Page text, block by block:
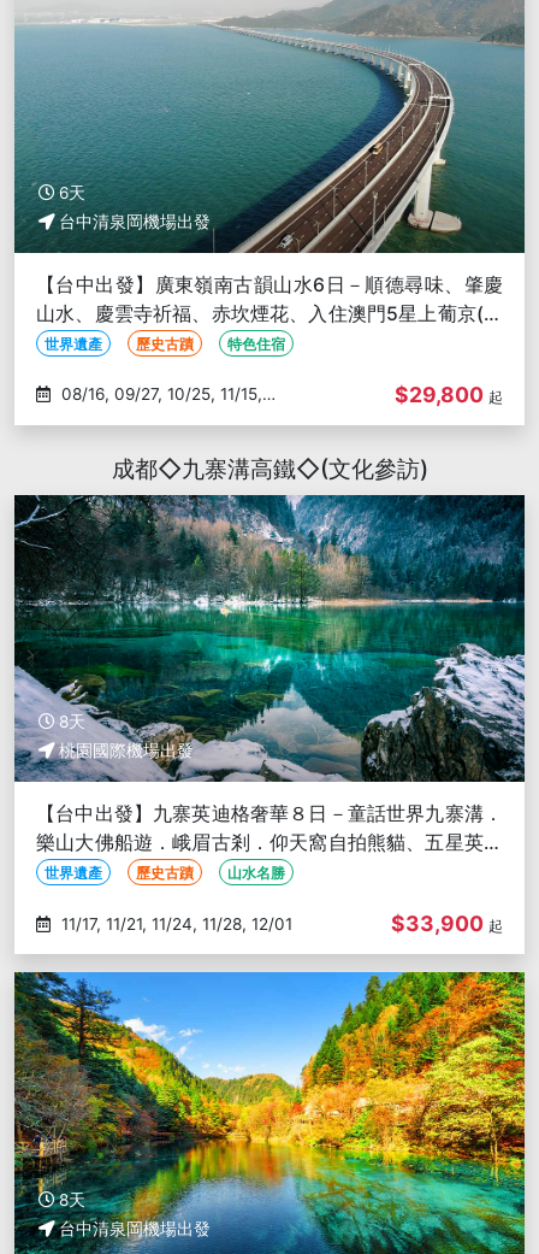
6天
台中清泉岡機場出發
【台中出發】廣東嶺南古韻山水6日－順德尋味、肇慶
山水、慶雲寺祈福、赤坎煙花、入住澳門5星上葡京(文
化參訪)
世界遺產 歷史古蹟 特色住宿
12/13
$29,800 起
成都◇九寨溝高鐵◇(文化參訪)
8天
桃園國際機場出發
【台中出發】九寨英迪格奢華８日－童話世界九寨溝．
樂山大佛船遊．峨眉古剎．仰天窩自拍熊貓、五星英迪
格、三排座椅(文化參訪)
世界遺產 歷史古蹟 山水名勝
11/17, 11/21, 11/24, 11/28, 12/01 $33,900 起
8天
台中清泉岡機場出發